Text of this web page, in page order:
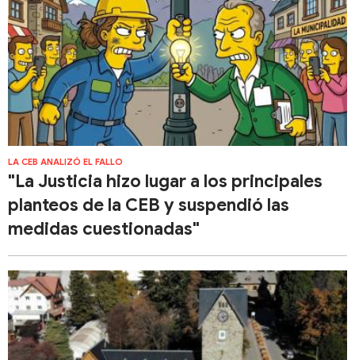
LA CEB ANALIZÓ EL FALLO
"La Justicia hizo lugar a los principales
planteos de la CEB y suspendió las
medidas cuestionadas"